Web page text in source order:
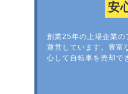
安
創業25年の上場企業の
運営しています。豊富
心して自転車を売却で